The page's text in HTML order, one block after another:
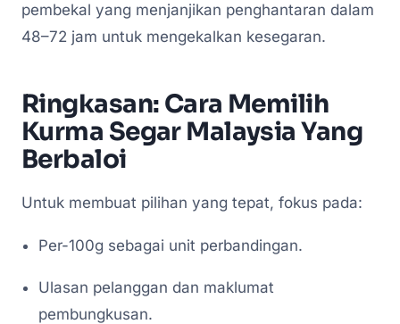
pembekal yang menjanjikan penghantaran dalam
48–72 jam untuk mengekalkan kesegaran.
Ringkasan: Cara Memilih
Kurma Segar Malaysia Yang
Berbaloi
Untuk membuat pilihan yang tepat, fokus pada:
Per-100g sebagai unit perbandingan.
Ulasan pelanggan dan maklumat
pembungkusan.